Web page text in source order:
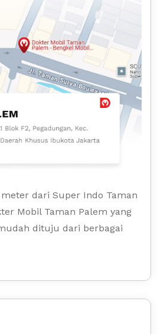
dari Super Indo Taman
Mobil Taman Palem yang
dituju dari berbagai